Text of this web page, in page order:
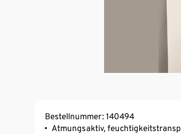
Bestellnummer: 140494
Atmungsaktiv,